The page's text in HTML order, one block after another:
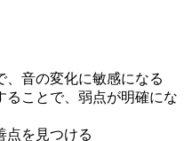
、音の変化に敏感になる
ることで、弱点が明確にな
点を見つける